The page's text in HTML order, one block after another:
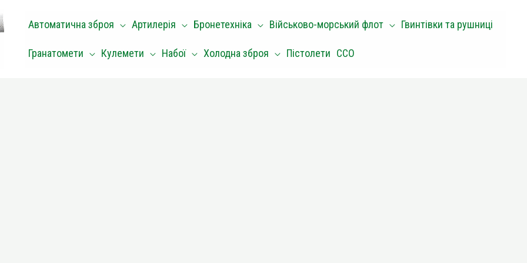
Автоматична зброя Артилерія Бронетехніка Військово-морський флот Гвинтівки та рушниці
Гранатомети Кулемети Набої Холодна зброя Пістолети ССО